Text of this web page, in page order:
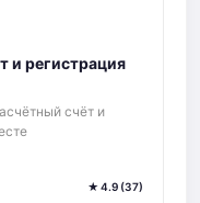
и регистрация
счёт и
★ 4.9 (37)